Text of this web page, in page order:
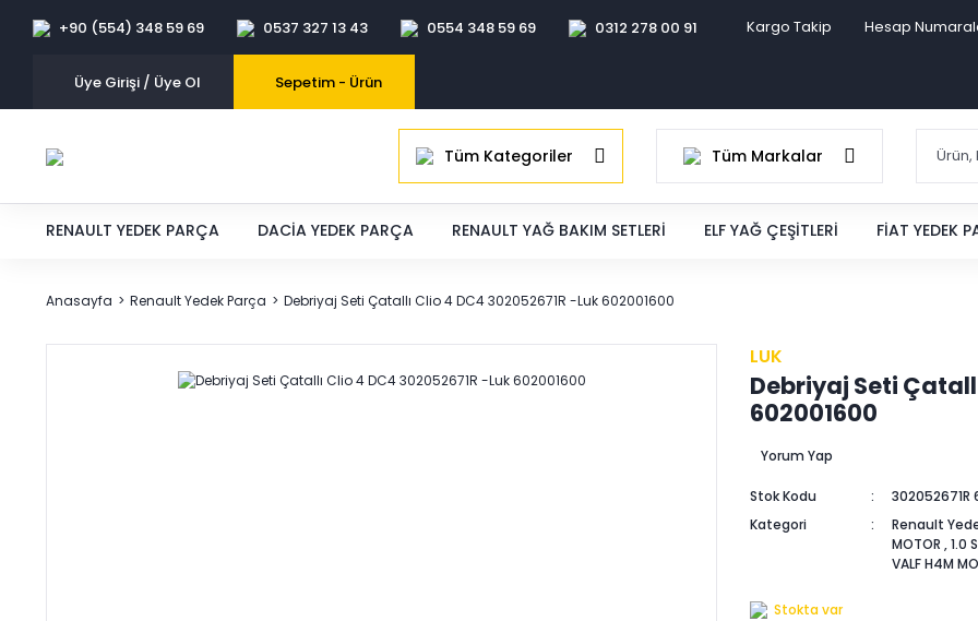
+90 (554) 348 59 69 0537 327 13 43 0554 348 59 69 0312 278 00 91 Kargo Takip Hesap
Üye Girişi / Üye Ol Sepetim - Ürün
Tüm Kategoriler Tüm Markalar
RENAULT YEDEK PARÇA DACIA YEDEK PARÇA RENAULT YAĞ BAKIM SETLERI ELF YAĞ ÇEŞITLERI FIAT YEDEK
Anasayfa Renault Yedek Parça Debriyaj Seti Çatallı Clio 4 DC4 302052671R -Luk 602001600
LUK
Debriyaj Seti
602001600
Yorum Yap
Stok Kodu
302052671R
Kategori
Renault
MOTOR ,1.0
VALF H4M
Stokta var